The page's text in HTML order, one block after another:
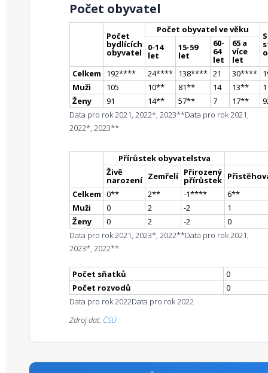
Počet obyvatel
Počet
bydlících
obyvatel
Počet obyvatel ve věku
0-14
let
15-59
let
60-
64
let
65 a
více
let
Celkem
192**** 24**** 138**** 21 30****
Muži
105 10** 81** 14 13**
Ženy
91 14** 57** 7 17**
Data pro rok 2021, 2022*, 2023**Data pro rok 2021,
2022*, 2023**
Přírůstek obyvatelstva
Živě
narození Zemřelí Přirozený
přírůstek
Celkem 0** 2** -1**** 6**
Muži
0 2 -2
1
Ženy
0 2 -2
0
Data pro rok 2021, 2023*, 2022**Data pro rok 2021,
2023*, 2022**
Počet sňatků
0
Počet rozvodů
0
Data pro rok 2022Data pro rok 2022
Zdroj dat: ČSÚ